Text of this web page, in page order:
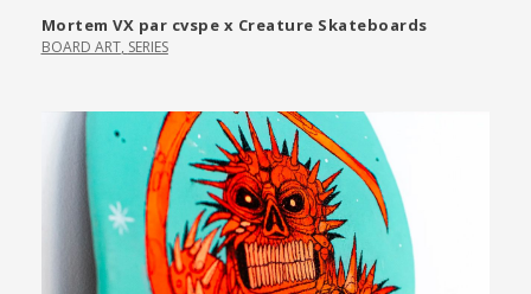
Mortem VX par cvspe x Creature Skateboards
BOARD ART, SERIES